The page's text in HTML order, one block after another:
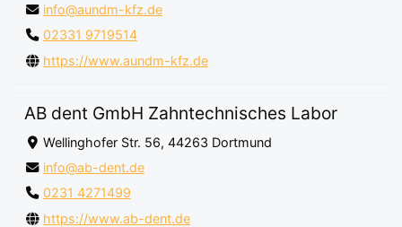
info@aundm-kfz.de
02331 9719514
https://www.aundm-kfz.de
AB dent GmbH Zahntechnisches Labor
Wellinghofer Str. 56, 44263 Dortmund
info@ab-dent.de
0231 4271499
https://www.ab-dent.de